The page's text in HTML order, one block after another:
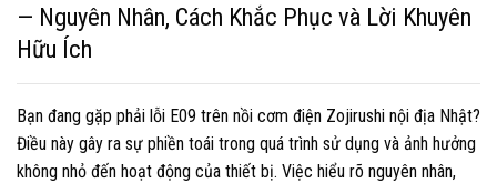
— Nguyên Nhân, Cách Khắc Phục và Lời Khuyên
Hữu Ích
Bạn đang gặp phải lỗi E09 trên nồi cơm điện Zojirushi nội địa Nhật?
Điều này gây ra sự phiền toái trong quá trình sử dụng và ảnh hưởng
không nhỏ đến hoạt động của thiết bị. Việc hiểu rõ nguyên nhân,